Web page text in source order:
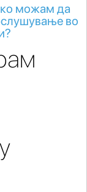
можам да
во